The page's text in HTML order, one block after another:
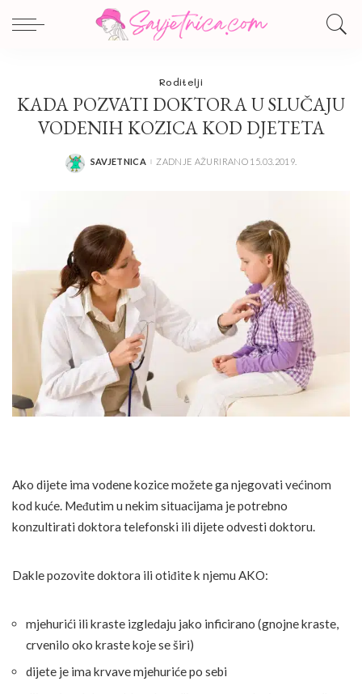
Roditelji
KADA POZVATI DOKTORA U SLUČAJU
VODENIH KOZICA KOD DJETETA
POSTED
SAVJETNICA ZADNJE AŽURIRANO 15.03.2019.
Ako dijete ima vodene kozice možete ga njegovati većinom
kod kuće. Međutim u nekim situacijama je potrebno
konzultirati doktora telefonski ili dijete odvesti doktoru.
Dakle pozovite doktora ili otiđite k njemu AKO:
mjehurići ili kraste izgledaju jako inficirano (gnojne kraste,
crvenilo oko kraste koje se širi)
dijete je ima krvave mjehuriće po sebi